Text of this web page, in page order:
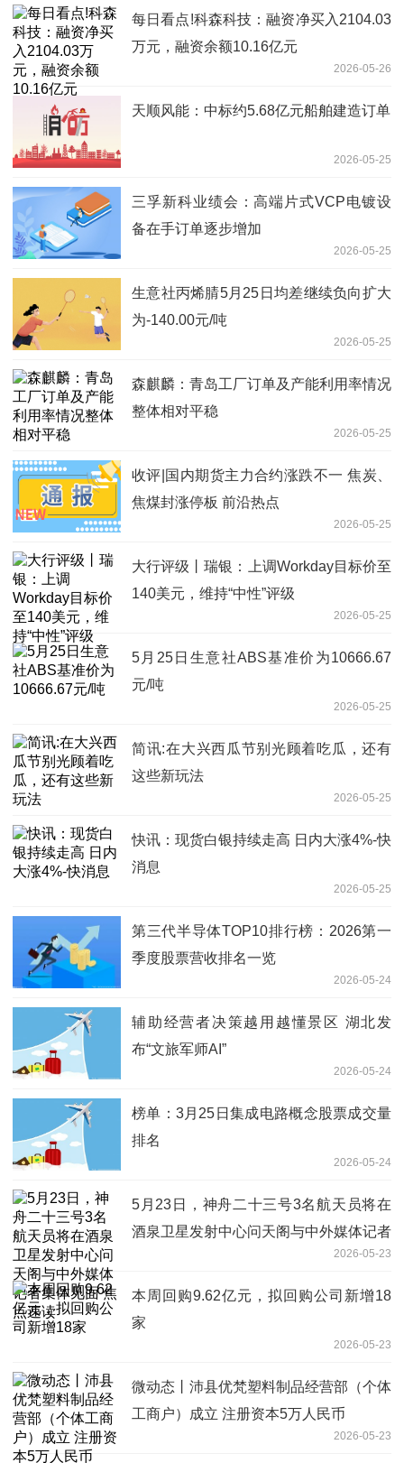
每日看点!科森科技：融资净买入2104.03
万元，融资余额10.16亿元
2026-05-26
天顺风能：中标约5.68亿元船舶建造订单
2026-05-25
三孚新科业绩会：高端片式VCP电镀设
备在手订单逐步增加
2026-05-25
生意社丙烯腈5月25日均差继续负向扩大
为-140.00元/吨
2026-05-25
森麒麟：青岛工厂订单及产能利用率情况
整体相对平稳
2026-05-25
收评|国内期货主力合约涨跌不一 焦炭、
焦煤封涨停板 前沿热点
2026-05-25
大行评级丨瑞银：上调Workday目标价至
140美元，维持“中性”评级
2026-05-25
5月25日生意社ABS基准价为10666.67
元/吨
2026-05-25
简讯:在大兴西瓜节别光顾着吃瓜，还有
这些新玩法
2026-05-25
快讯：现货白银持续走高 日内大涨4%-快
消息
2026-05-25
第三代半导体TOP10排行榜：2026第一
季度股票营收排名一览
2026-05-24
辅助经营者决策越用越懂景区 湖北发
布“文旅军师AI”
2026-05-24
榜单：3月25日集成电路概念股票成交量
排名
2026-05-24
5月23日，神舟二十三号3名航天员将在
酒泉卫星发射中心问天阁与中外媒体记者
2026-05-23
本周回购9.62亿元，拟回购公司新增18
家
2026-05-23
微动态丨沛县优梵塑料制品经营部（个体
工商户）成立 注册资本5万人民币
2026-05-23